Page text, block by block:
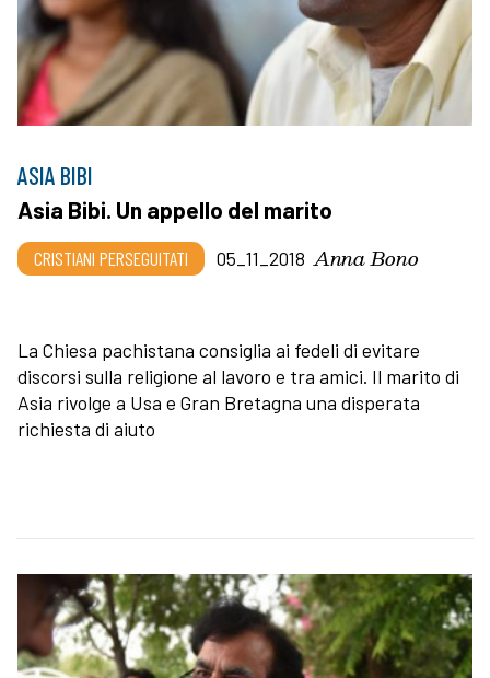
ASIA BIBI
Asia Bibi. Un appello del marito
CRISTIANI PERSEGUITATI 05_11_2018 Anna Bono
La Chiesa pachistana consiglia ai fedeli di evitare
discorsi sulla religione al lavoro e tra amici. Il marito di
Asia rivolge a Usa e Gran Bretagna una disperata
richiesta di aiuto